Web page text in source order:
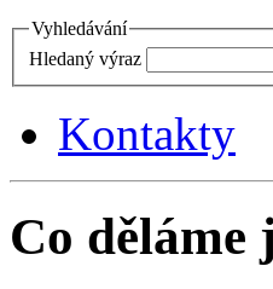
Vyhledávání
Hledaný výraz
Kontakty
Co děláme